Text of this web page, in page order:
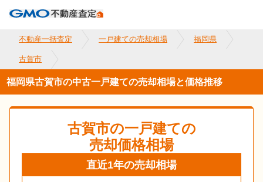
不動産一括査定 一戸建ての売却相場 福岡県
古賀市
福岡県古賀市の中古一戸建ての売却相場と価格推移
古賀市の一戸建ての
売却価格相場
直近1年の売却相場